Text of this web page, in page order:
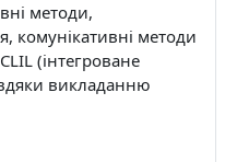
методи,
комунікативні методи
CLIL (інтегроване
викладанню